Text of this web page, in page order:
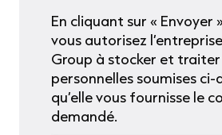
En cliquant sur « Envoyer
vous autorisez
Group à stocker et traiter
personnelles soumises ci-
qu’elle vous fournisse le
demandé.